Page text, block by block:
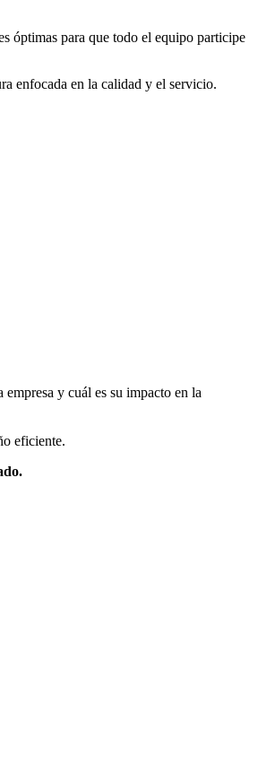
óptimas para que todo el equipo participe
enfocada en la calidad y el servicio.
y cuál es su impacto en la
eficiente.